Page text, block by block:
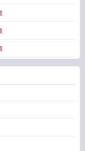
残暴，性格暴戾，谁嫁给
忾道：“你说得对！”狼王
云笙穿越到了一个叫大黎
然力量。姜云笙：那你的
那我的身份是？系统：遭难
呗。她选择脚踏实地，比
门，是一个男人带着一个
人叫顾烬，他没骗姜云
都没答应嫁给他，孩子也